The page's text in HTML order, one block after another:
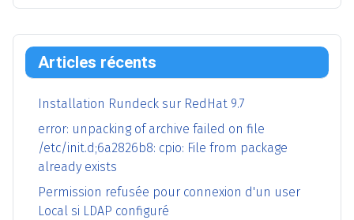
Articles récents
Installation Rundeck sur RedHat 9.7
error: unpacking of archive failed on file
/etc/init.d;6a2826b8: cpio: File from package
already exists
Permission refusée pour connexion d'un user
Local si LDAP configuré